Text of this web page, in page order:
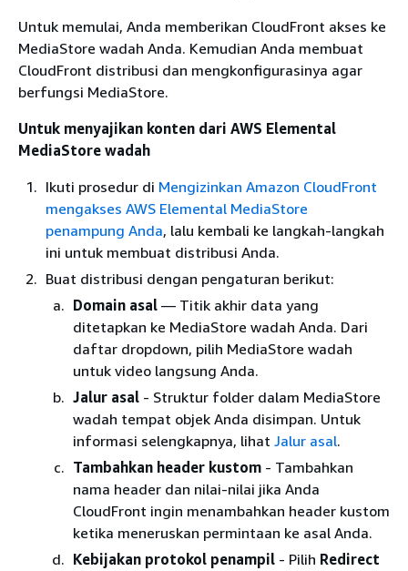
Untuk memulai, Anda memberikan CloudFront akses ke
MediaStore wadah Anda. Kemudian Anda membuat
CloudFront distribusi dan mengkonfigurasinya agar
berfungsi MediaStore.
Untuk menyajikan konten dari AWS Elemental
MediaStore wadah
Ikuti prosedur di Mengizinkan Amazon CloudFront
mengakses AWS Elemental MediaStore
penampung Anda, lalu kembali ke langkah-langkah
ini untuk membuat distribusi Anda.
Buat distribusi dengan pengaturan berikut:
Domain asal — Titik akhir data yang
ditetapkan ke MediaStore wadah Anda. Dari
daftar dropdown, pilih MediaStore wadah
untuk video langsung Anda.
Jalur asal - Struktur folder dalam MediaStore
wadah tempat objek Anda disimpan. Untuk
informasi selengkapnya, lihat Jalur asal.
Tambahkan header kustom - Tambahkan
nama header dan nilai-nilai jika Anda
CloudFront ingin menambahkan header kustom
ketika meneruskan permintaan ke asal Anda.
Kebijakan protokol penampil - Pilih Redirect